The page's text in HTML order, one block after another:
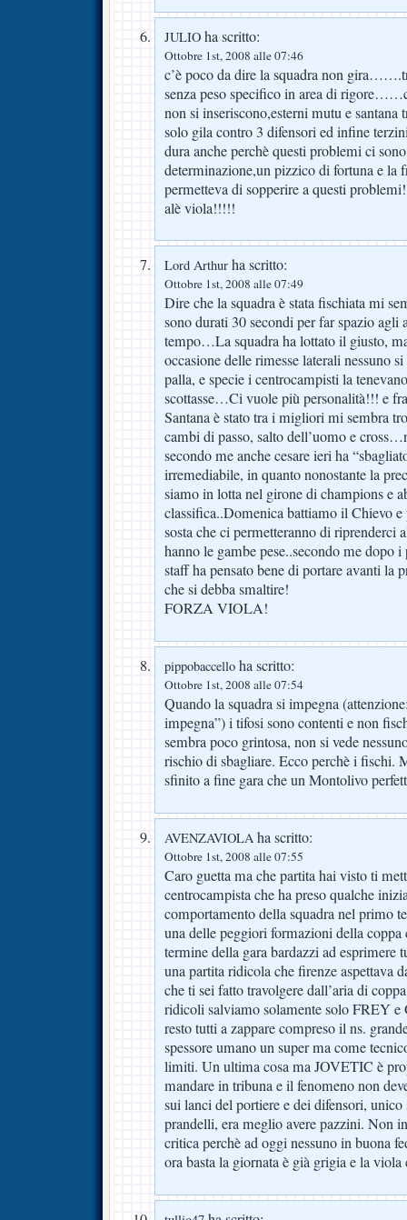
JULIO ha scritto:
Ottobre 1st, 2008 alle 07:46
c’è poco da dire la squadra non
senza peso specifico in area di
non si inseriscono,esterni mutu e santana
solo gila contro 3 difensori ed infine
dura anche perchè questi problemi ci
determinazione,un pizzico di fortuna e la
permetteva di sopperire a questi
alè viola!!!!!
Lord Arthur ha scritto:
Ottobre 1st, 2008 alle 07:49
Dire che la squadra è stata fischiata mi
sono durati 30 secondi per far spazio agli
tempo…La squadra ha lottato il giusto,
occasione delle rimesse laterali nessuno
palla, e specie i centrocampisti la
scottasse…Ci vuole più personalità!!! e
Santana è stato tra i migliori mi sembra
cambi di passo, salto dell’uomo e
secondo me anche cesare ieri ha
irremediabile, in quanto nonostante la
siamo in lotta nel girone di champions e
classifica..Domenica battiamo il Chievo
sosta che ci permetteranno di
hanno le gambe pese..secondo me dopo
staff ha pensato bene di portare avanti la
che si debba smaltire!
FORZA VIOLA!
pippobaccello ha scritto:
Ottobre 1st, 2008 alle 07:54
Quando la squadra si impegna
impegna”) i tifosi sono contenti e non
sembra poco grintosa, non si vede
rischio di sbagliare. Ecco perchè i fischi.
sfinito a fine gara che un Montolivo
AVENZAVIOLA ha scritto:
Ottobre 1st, 2008 alle 07:55
Caro guetta ma che partita hai visto ti
centrocampista che ha preso qualche
comportamento della squadra nel primo
una delle peggiori formazioni della
termine della gara bardazzi ad esprimere
una partita ridicola che firenze aspettava
che ti sei fatto travolgere dall’aria di
ridicoli salviamo solamente solo FREY
resto tutti a zappare compreso il ns.
spessore umano un super ma come
limiti. Un ultima cosa ma JOVETIC è
mandare in tribuna e il fenomeno non
sui lanci del portiere e dei difensori, unico
prandelli, era meglio avere pazzini. Non
critica perchè ad oggi nessuno in buona
ora basta la giornata è già grigia e la